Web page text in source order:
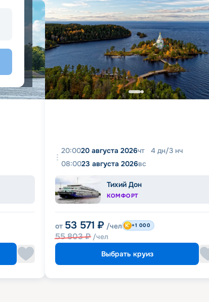
20:0020 августа 2026чт 4 дн/3 нч
08:0023 августа 2026вс
Тихий Дон
КОМФОРТ
от 53 571 ₽ /чел
55 803₽ /чел
+1 000
Выбрать круиз